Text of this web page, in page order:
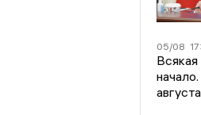
05/08
Всякая
августа